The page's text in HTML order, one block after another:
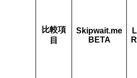
比較項
目
Skipwait.me
BETA